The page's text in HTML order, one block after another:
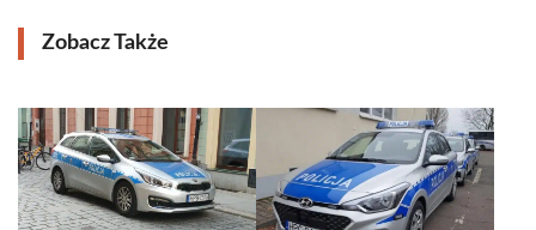
Zobacz Także